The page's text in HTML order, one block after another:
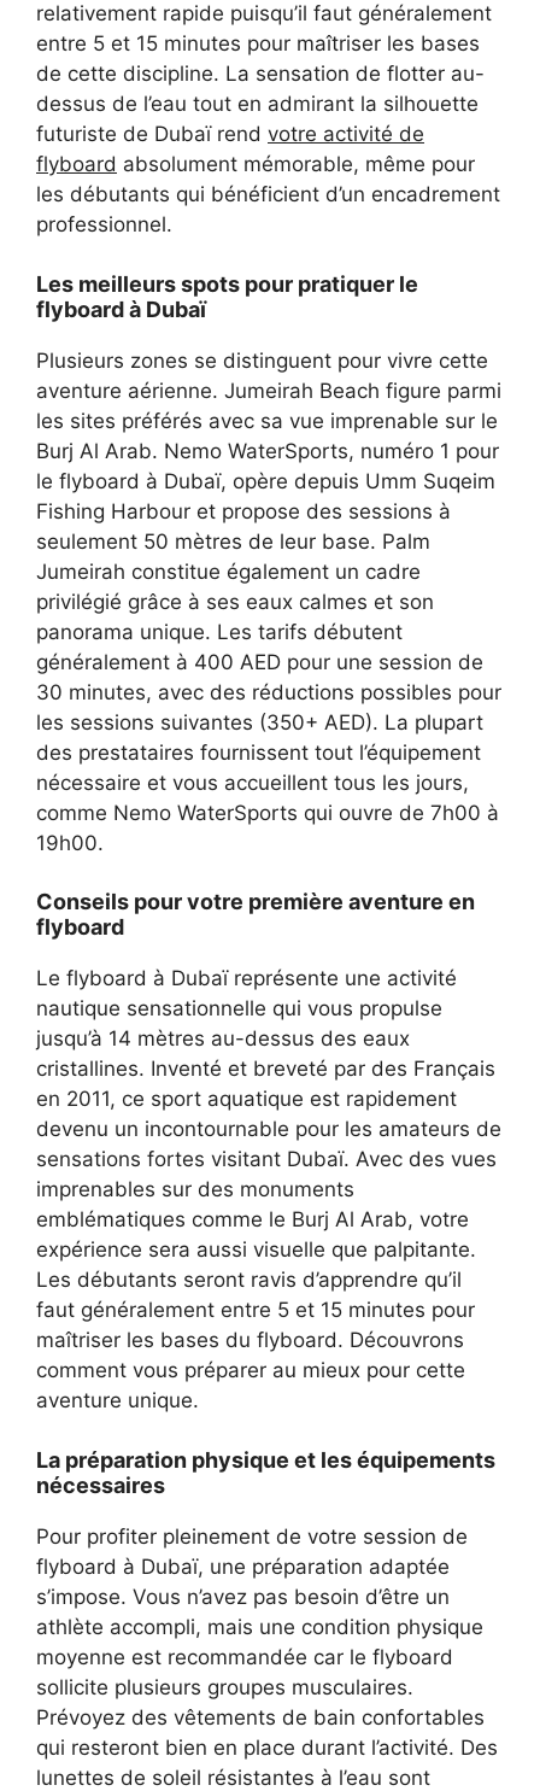
relativement rapide puisqu’il faut généralement
entre 5 et 15 minutes pour maîtriser les bases
de cette discipline. La sensation de flotter au-
dessus de l’eau tout en admirant la silhouette
futuriste de Dubaï rend votre activité de
flyboard absolument mémorable, même pour
les débutants qui bénéficient d’un encadrement
professionnel.
Les meilleurs spots pour pratiquer le
flyboard à Dubaï
Plusieurs zones se distinguent pour vivre cette
aventure aérienne. Jumeirah Beach figure parmi
les sites préférés avec sa vue imprenable sur le
Burj Al Arab. Nemo WaterSports, numéro 1 pour
le flyboard à Dubaï, opère depuis Umm Suqeim
Fishing Harbour et propose des sessions à
seulement 50 mètres de leur base. Palm
Jumeirah constitue également un cadre
privilégié grâce à ses eaux calmes et son
panorama unique. Les tarifs débutent
généralement à 400 AED pour une session de
30 minutes, avec des réductions possibles pour
les sessions suivantes (350+ AED). La plupart
des prestataires fournissent tout l’équipement
nécessaire et vous accueillent tous les jours,
comme Nemo WaterSports qui ouvre de 7h00 à
19h00.
Conseils pour votre première aventure en
flyboard
Le flyboard à Dubaï représente une activité
nautique sensationnelle qui vous propulse
jusqu’à 14 mètres au-dessus des eaux
cristallines. Inventé et breveté par des Français
en 2011, ce sport aquatique est rapidement
devenu un incontournable pour les amateurs de
sensations fortes visitant Dubaï. Avec des vues
imprenables sur des monuments
emblématiques comme le Burj Al Arab, votre
expérience sera aussi visuelle que palpitante.
Les débutants seront ravis d’apprendre qu’il
faut généralement entre 5 et 15 minutes pour
maîtriser les bases du flyboard. Découvrons
comment vous préparer au mieux pour cette
aventure unique.
La préparation physique et les équipements
nécessaires
Pour profiter pleinement de votre session de
flyboard à Dubaï, une préparation adaptée
s’impose. Vous n’avez pas besoin d’être un
athlète accompli, mais une condition physique
moyenne est recommandée car le flyboard
sollicite plusieurs groupes musculaires.
Prévoyez des vêtements de bain confortables
qui resteront bien en place durant l’activité. Des
lunettes de soleil résistantes à l’eau sont